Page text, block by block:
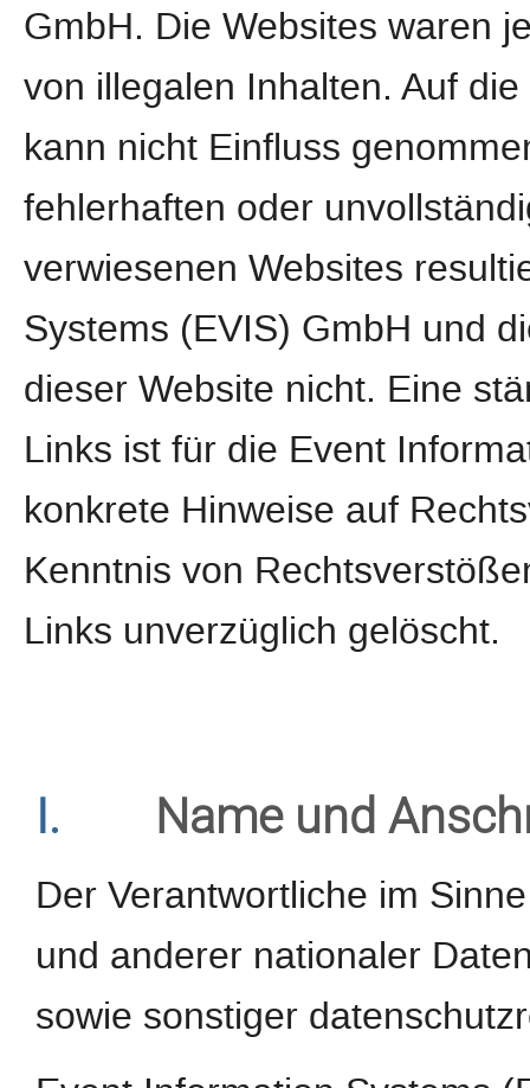
GmbH. Die Websites waren
von illegalen Inhalten. Auf
kann nicht Einfluss
fehlerhaften oder
verwiesenen Websites
Systems (EVIS) GmbH und
dieser Website nicht. Eine
Links ist für die Event
konkrete Hinweise auf
Kenntnis von
Links unverzüglich gelöscht.
I. Name und
Der Verantwortliche im
und anderer nationaler
sowie sonstiger